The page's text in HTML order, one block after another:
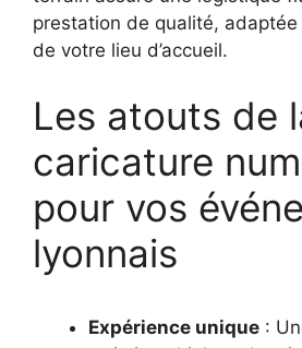
prestation de qualité,
de votre lieu d’accueil.
Les atouts de
caricature
pour vos
lyonnais
Expérience unique :